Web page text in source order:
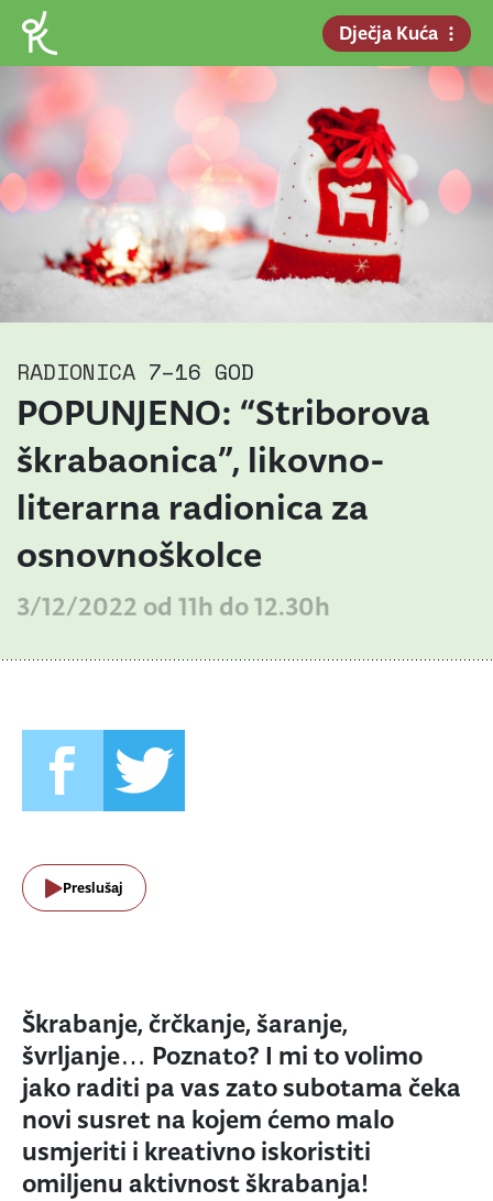
Dječja Kuća
RADIONICA 7–16 GOD
POPUNJENO: “Striborova
škrabaonica”, likovno-
literarna radionica za
osnovnoškolce
3/12/2022 od 11h do 12.30h
Preslušaj
Škrabanje, črčkanje, šaranje,
švrljanje… Poznato? I mi to volimo
jako raditi pa vas zato subotama čeka
novi susret na kojem ćemo malo
usmjeriti i kreativno iskoristiti
omiljenu aktivnost škrabanja!